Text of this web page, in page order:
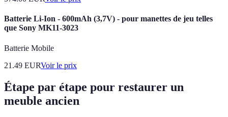
Batterie Li-Ion - 600mAh (3,7V) - pour manettes de jeu telles
que Sony MK11-3023
Batterie Mobile
21.49 EURVoir le prix
Étape par étape pour restaurer un
meuble ancien